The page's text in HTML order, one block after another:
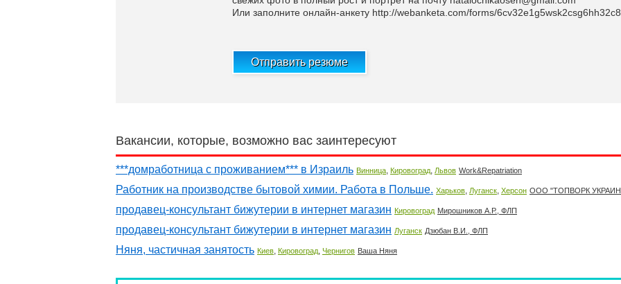
Или заполните онлайн-анкету http://webanketa.com/forms/
Отправить резюме
Вакансии, которые, возможно вас заинтересуют
***домработница с проживанием*** в Израиль Винница, Кировоград, Львов Work&Repatriation
Работник на производстве бытовой химии. Работа в Польше. Харьков, Луганск, Херсон ООО "ТОПВОРК
продавец-консультант бижутерии в интернет магазин Кировоград Мирошников А.Р., ФЛП
продавец-консультант бижутерии в интернет магазин Луганск Дзюбан В.И., ФЛП
Няня, частичная занятость Киев, Кировоград, Чернигов Ваша Няня